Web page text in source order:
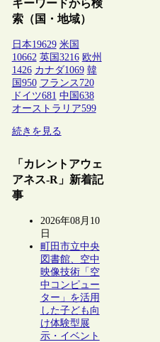
キーワードから検
索（国・地域）
日本19629 米国
10662 英国 3216 欧州
1426 カナダ1069 韓
国 950 フランス 720
ドイツ681 中国 638
オーストラリア599
続きを見る
「カレントアウェ
アネス-R」新着記
事
2026年08月10
日
町田市立中央
図書館、空中
映像技術「空
中コンピュー
ター」を活用
した子ども向
け体験型展
示・イベント